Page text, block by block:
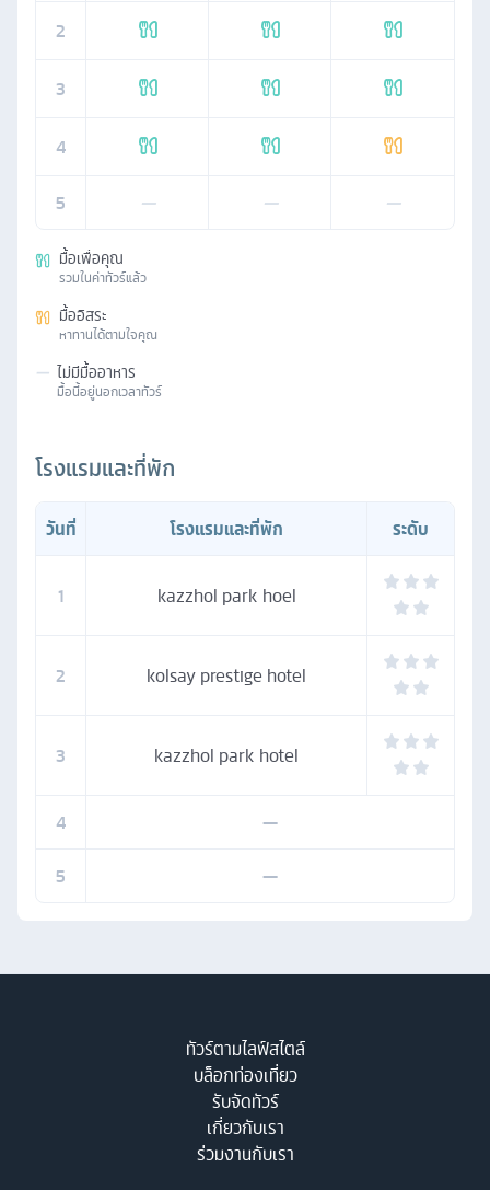
2
3
4
5
— — —
มื้อเพื่อคุณ
รวมในค่าทัวร์แล้ว
มื้ออิสระ
หาทานได้ตามใจคุณ
— ไม่มีมื้ออาหาร
มื้อนี้อยู่นอกเวลาทัวร์
โรงแรมและที่พัก
วันที่ โรงแรมและที่พัก ระดับ
1 kazzhol park hoel
2 kolsay prestige hotel
3 kazzhol park hotel
4
—
5
—
ทัวร์ตามไลฟ์สไตล์
บล็อกท่องเที่ยว
รับจัดทัวร์
เกี่ยวกับเรา
ร่วมงานกับเรา